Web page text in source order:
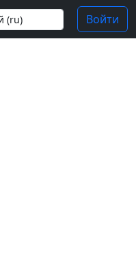
Войти